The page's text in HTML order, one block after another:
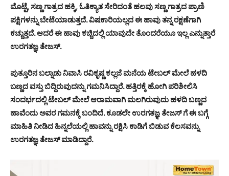
ಮೊಟ್ಟೆ, ಸಣ್ಣ ಗಾತ್ರದ ಹಕ್ಕಿ, ಓತಿಕ್ಯಾತ ಸೇರಿದಂತೆ ಹಲವು ಸಣ್ಣ ಗಾತ್ರದ ಪ್ರಾಣಿ
ಪಕ್ಷಿಗಳನ್ನು ಬೇಟೆಯಾಡುತ್ತದೆ. ವಿಷಕಾರಿಯಲ್ಲದ ಈ ಹಾವು ತನ್ನ ರಕ್ಷಣೆಗಾಗಿ
ಕಚ್ಚುತ್ತದೆ. ಆದರೆ ಈ ಹಾವು ಕಚ್ಚಿದಲ್ಲಿ ಯಾವುದೇ ತೊಂದರೆಯೂ ಇಲ್ಲ ಎನ್ನುತ್ತಾರೆ
ಉರಗತಜ್ಞ ತೇಜಸ್.
ಪುತ್ತೂರಿನ ಬಲ್ನಾಡು ನಿವಾಸಿ ರವಿಕೃಷ್ಣ ಕಲ್ಲಜೆ ಮನೆಯ ಟೇಬಲ್ ಮೇಲೆ ಹಳದಿ
ಬಣ್ಣದ ವಸ್ತು ಬಿದ್ದಿರುವುದನ್ನು ಗಮನಿಸಿದ್ದಾರೆ. ಹತ್ತಿರಕ್ಕೆ ಹೋಗಿ ಪರಿಶೀಲಿಸಿ
ಸಂದರ್ಭದಲ್ಲಿ ಟೇಬಲ್ ಮೇಲೆ ಆರಾಮವಾಗಿ ಮಲಗಿರುವುದು ಹಳದಿ ಬಣ್ಣದ
ಹಾವೆಂದು ಅವರ ಗಮನಕ್ಕೆ ಬಂದಿದೆ. ಕೂಡಲೇ ಉರಗತಜ್ಞ ತೇಜಸ್ ಗೆ ಈ ಬಗ್ಗೆ
ಮಾಹಿತಿ ನೀಡಿದ ಹಿನ್ನಲೆಯಲ್ಲಿ ಹಾವನ್ನು ರಕ್ಷಿಸಿ ಕಾಡಿಗೆ ಬಿಡುವ ಕೆಲಸವನ್ನು
ಉರಗತಜ್ಞ ತೇಜಸ್ ಮಾಡಿದ್ದಾರೆ.